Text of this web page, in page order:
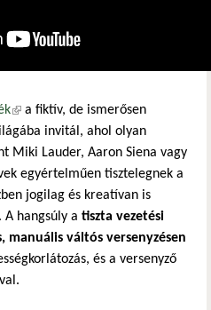
(külső hivatkozás)
a fiktív, de ismerősen
invitál, ahol olyan
Miki Lauder, Aaron Siena vagy
egyértelműen tisztelegnek a
jogilag és kreatívan is
hangsúly a tiszta vezetési
manuális váltós versenyzésen
és a versenyző